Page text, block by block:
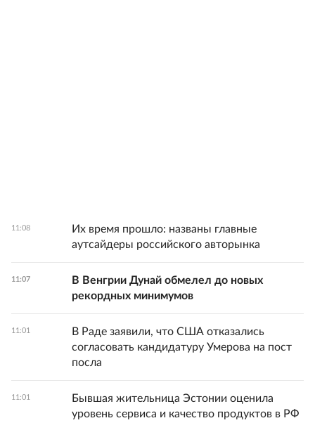
11:08
Их время прошло: названы главные
аутсайдеры российского авторынка
11:07
В Венгрии Дунай обмелел до новых
рекордных минимумов
11:01
В Раде заявили, что США отказались
согласовать кандидатуру Умерова на пост
посла
11:01
Бывшая жительница Эстонии оценила
уровень сервиса и качество продуктов в РФ